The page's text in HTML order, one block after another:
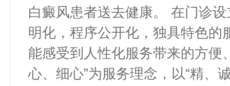
白癜风患者送去健康。 在门诊
明化，程序公开化，独具特色
能感受到人性化服务带来的方便
心、细心”为服务理念，以“精、